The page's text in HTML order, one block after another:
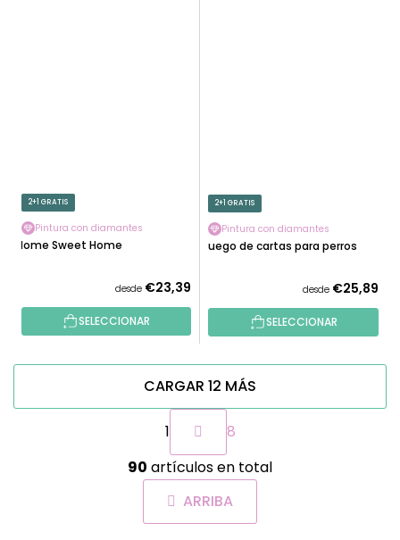
2+1 GRATIS
Pintura con diamantes
Home Sweet Home
desde €23,39
SELECCIONAR
2+1 GRATIS
Pintura con diamantes
Juego de cartas para perros
desde €25,89
SELECCIONAR
C
o
n
t
r
CARGAR 12 MÁS
P
a
g
i
n
a
c
1
8
90 artículos en total
ARRIBA